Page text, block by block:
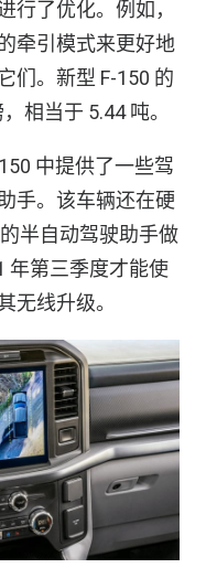
行了优化。例如，
牵引模式来更好地
们。新型 F-150 的
相当于 5.44 吨。
中提供了一些驾
手。该车辆还在硬
半自动驾驶助手做
年第三季度才能使
无线升级。